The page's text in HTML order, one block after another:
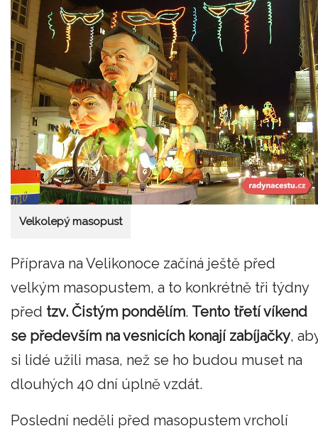
Velkolepý masopust
Příprava na Velikonoce začíná ještě před
velkým masopustem, a to konkrétně tři týdny
před tzv. Čistým pondělím. Tento třetí víkend
se především na vesnicích konají zabíjačky,
si lidé užili masa, než se ho budou muset na
dlouhých 40 dní úplně vzdát.
Poslední neděli před masopustem vrcholí